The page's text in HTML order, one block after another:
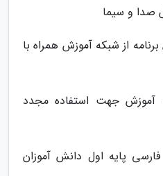
صدا و سیما
از شبکه آموزش همراه با
آموزش جهت استفاده مجدد
فارسی پایه اول دانش آموزان